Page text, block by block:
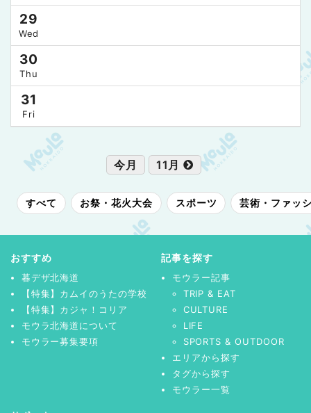
29
Wed
30
Thu
31
Fri
今月 11月
すべて お祭・花火大会 スポーツ 芸術・ファッ
おすすめ
暮デザ北海道
【特集】カムイのうたの学校
【特集】カジャ！コリア
モウラ北海道について
モウラー募集要項
記事を探す
モウラー記事
TRIP & EAT
CULTURE
LIFE
SPORTS & OUTDOOR
エリアから探す
タグから探す
モウラー一覧